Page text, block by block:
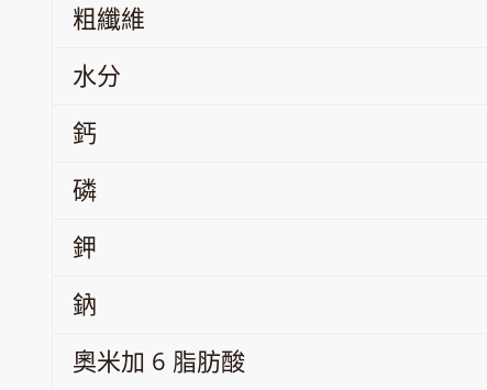
粗纖維
水分
鈣
磷
鉀
鈉
奧米加 6 脂肪酸